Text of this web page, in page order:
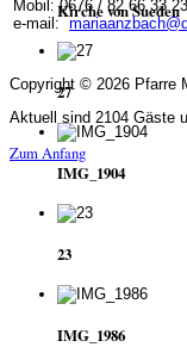
Kirche von Sueden
27
IMG_1904
23
IMG_1986
Mobil: 0676 / 82 66 33
e-mail:
Copyright © 2026 Pfarre
Aktuell sind 2104 Gäste
Zum Anfang